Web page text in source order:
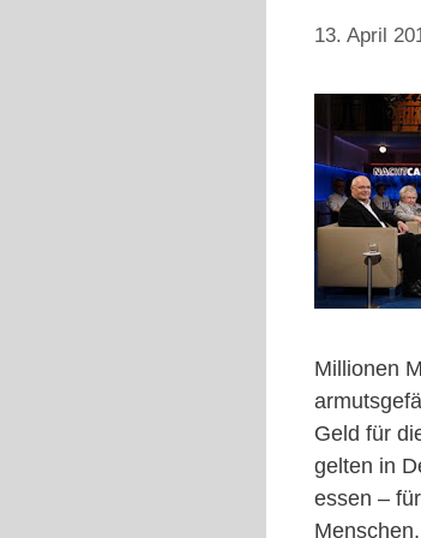
13. April
Millionen
Geld für
gelten in
essen –